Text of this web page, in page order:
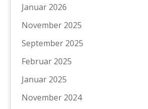
Januar 2026
November 2025
September 2025
Februar 2025
Januar 2025
November 2024